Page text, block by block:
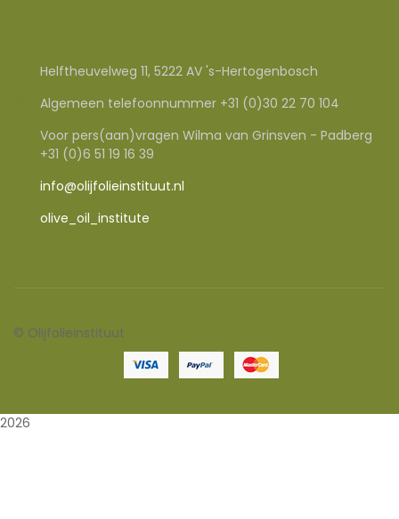
Helftheuvelweg 11, 5222 AV 's-Hertogenbosch
Algemeen telefoonnummer +31 (0)30 22 70 104
Voor pers(aan)vragen Wilma van Grinsven - Padberg
+31 (0)6 51 19 16 39
info@olijfolieinstituut.nl
olive_oil_institute
© Olijfolieinstituut
2026